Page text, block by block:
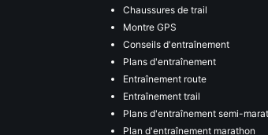
Chaussures de trail
Montre GPS
Conseils d'entraînement
Plans d'entraînement
Entraînement route
Entraînement trail
Plans d'entraînement semi-
Plan d'entraînement marathon